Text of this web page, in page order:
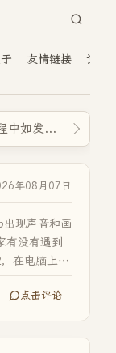
友情链接 读者
老张博客新主题上线了，在使用过程中如发现BUG,请反馈至1233@163.com！感谢大家
年08月07日
出现声音和画
有没有遇到
在电脑上用
点击评论